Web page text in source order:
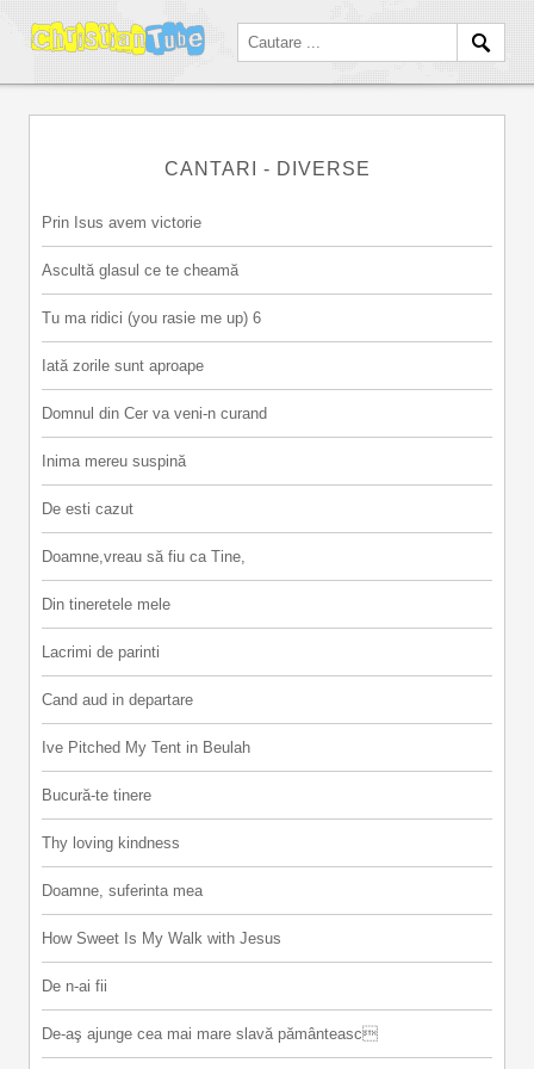
CANTARI - DIVERSE
Prin Isus avem victorie
Ascultă glasul ce te cheamă
Tu ma ridici (you rasie me up) 6
Iată zorile sunt aproape
Domnul din Cer va veni-n curand
Inima mereu suspină
De esti cazut
Doamne,vreau să fiu ca Tine,
Din tineretele mele
Lacrimi de parinti
Cand aud in departare
Ive Pitched My Tent in Beulah
Bucură-te tinere
Thy loving kindness
Doamne, suferinta mea
How Sweet Is My Walk with Jesus
De n-ai fii
De-aş ajunge cea mai mare slavă pământeasc